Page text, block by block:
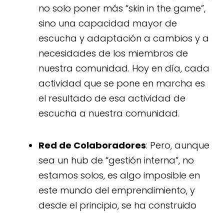
no solo poner más “skin in the game”,
sino una capacidad mayor de
escucha y adaptación a cambios y a
necesidades de los miembros de
nuestra comunidad. Hoy en día, cada
actividad que se pone en marcha es
el resultado de esa actividad de
escucha a nuestra comunidad.
Red de Colaboradores: Pero, aunque
sea un hub de “gestión interna”, no
estamos solos, es algo imposible en
este mundo del emprendimiento, y
desde el principio, se ha construido